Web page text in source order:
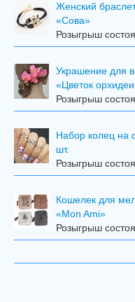
Женский
«Сова»
Розыгрыш
Украшение для
«Цветок
Розыгрыш
Набор колец на
шт.
Розыгрыш
Кошелек для
«Mon Ami»
Розыгрыш